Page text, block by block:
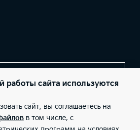
ООО «Никко» (Фактический адрес: г.
1г.; Телефон: +7 (3452) 56-05-05; ИНН:
работы сайта используются
сайт, вы соглашаетесь на
в том числе, с